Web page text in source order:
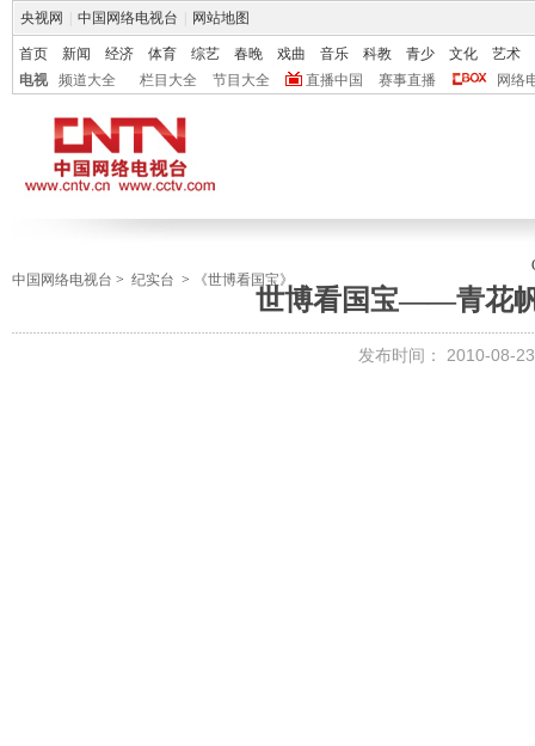
央视网 中国网络电视台 网站地图
首页 新闻 经济 体育 综艺 春晚 戏曲 音乐 科教 青少 文化
艺术
电视
频道大全 栏目大全 节目大全 直播中国 赛事直播 网络
中国网络电视台 > 纪实台 > 《世博看国宝》
世博看国宝——青花
发布时间： 2010-08-